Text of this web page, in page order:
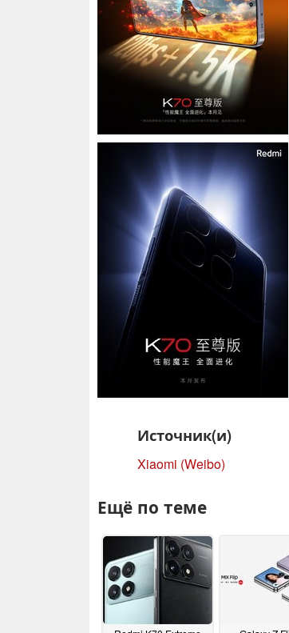
Источник(и)
Xiaomi (Weibo)
Ещё по теме